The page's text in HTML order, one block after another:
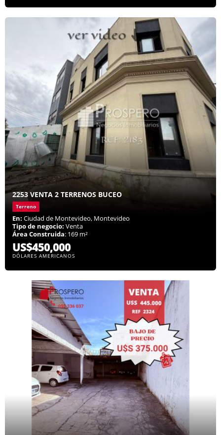
2253 VENTA 2 TERRENOS BUCEO
Terreno
En: Ciudad de Montevideo, Montevideo
Tipo de negocio: Venta
Área Construida: 169 m²
US$450,000
DÓLARES AMERICANOS